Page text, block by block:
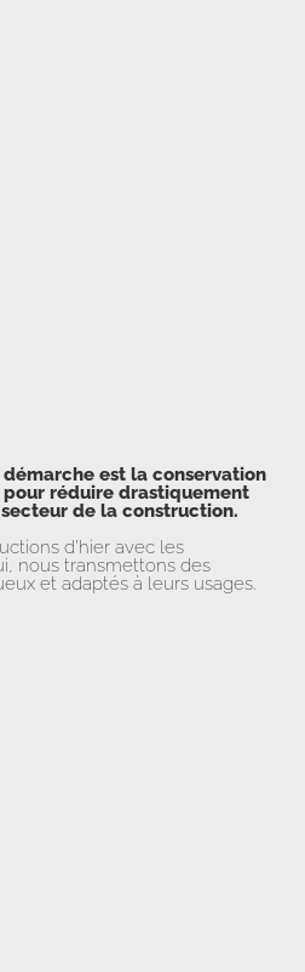
démarche est la conservation
réduire drastiquement
de la construction.
d’hier avec les
nous transmettons des
et adaptés à leurs usages.